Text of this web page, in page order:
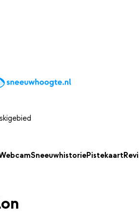
Kaarten
SneeuwhistoriePistekaart